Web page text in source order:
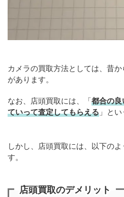
カメラの買取方法としては、昔
があります。
なお、店頭買取には、「都合の
ていって査定してもらえる 」と
しかし、店頭買取には、以下の
す。
店頭買取のデメリット